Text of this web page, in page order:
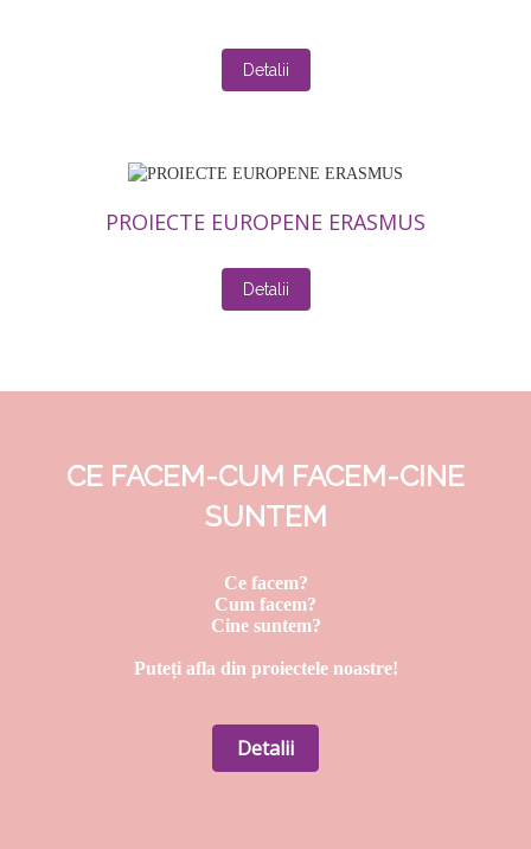
Detalii
PROIECTE EUROPENE ERASMUS
Detalii
CE FACEM-CUM FACEM-CINE
SUNTEM
Ce facem?
Cum facem?
Cine suntem?
Puteți afla din proiectele noastre!
Detalii